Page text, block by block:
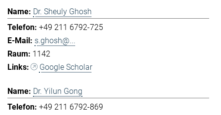
Dr. Sheuly Ghosh
+49 211 6792-725
s.ghosh@...
1142
Google Scholar
Dr. Yilun Gong
+49 211 6792-869